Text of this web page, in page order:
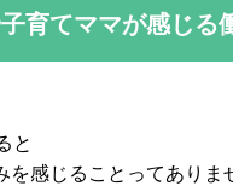
育てママが感じる
と
を感じることってありま